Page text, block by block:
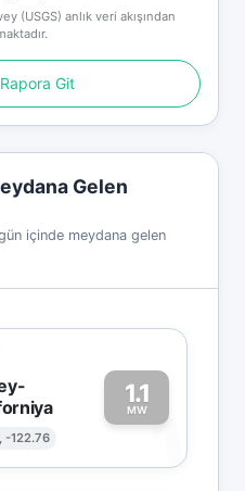
(USGS) anlık veri akışından
Git
Gelen
içinde meydana gelen
-122.76
1.1
MW1